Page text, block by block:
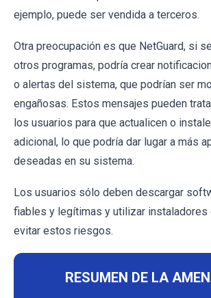
ejemplo, puede ser vendida a terceros.
Otra preocupación es que NetGuard, si
otros programas, podría crear
o alertas del sistema, que podrían ser
engañosas. Estos mensajes pueden
los usuarios para que actualicen o
adicional, lo que podría dar lugar a más
deseadas en su sistema.
Los usuarios sólo deben descargar
fiables y legítimas y utilizar instaladores
evitar estos riesgos.
RESUMEN DE LA